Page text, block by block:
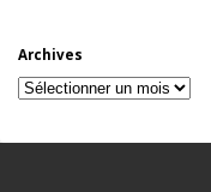
Archives
Archives